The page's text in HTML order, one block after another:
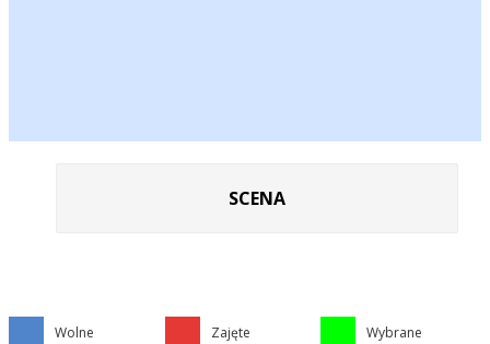
SCENA
Wolne Zajęte Wybrane